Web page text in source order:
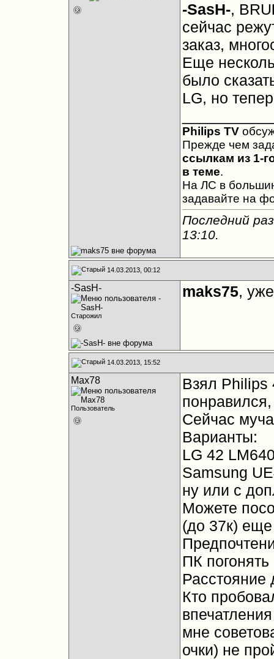
-SasH-, BRU
сейчас
заказ,
Еще
было
LG, но
Philips TV
Прежде чем
ссылкам из 1-
в теме.
На ЛС в
задавайте на
Последний
13:10.
14.03.2013, 00:12
-SasH-
Старожил
maks75,
14.03.2013, 15:52
Max78
Пользователь
Взял Philips
Сейчас
Варианты:
LG 42
Samsung
ну или с
Можете
(до 37к)
ПК погонять
Расстояние
Кто
мне
очки) не